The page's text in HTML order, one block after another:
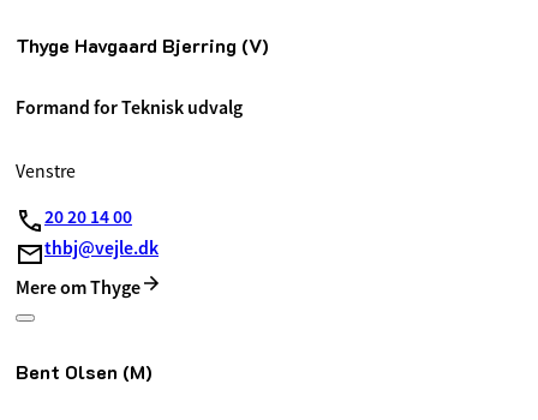
Thyge Havgaard Bjerring (V)
Formand for Teknisk udvalg
Venstre
20 20 14 00
thbj@vejle.dk
Mere om Thyge
Bent Olsen (M)